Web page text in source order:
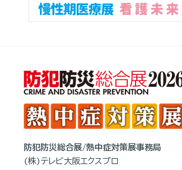
防犯防災総合展/熱中症対策展事務局
(株)テレビ大阪エクスプロ